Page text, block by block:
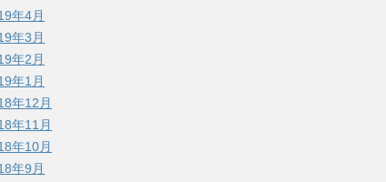
年4月
年3月
年2月
年1月
年12月
年11月
年10月
年9月